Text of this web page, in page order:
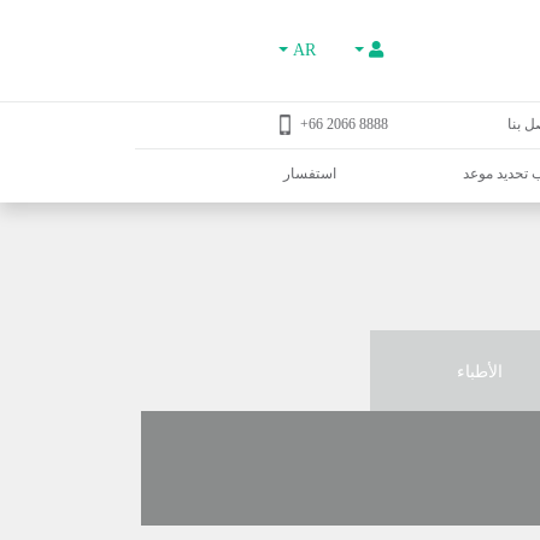
AR
بنا 8888 2066 66+
تحديد موعد استفسار
الأطباء